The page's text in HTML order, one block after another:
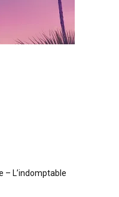
– L’indomptable